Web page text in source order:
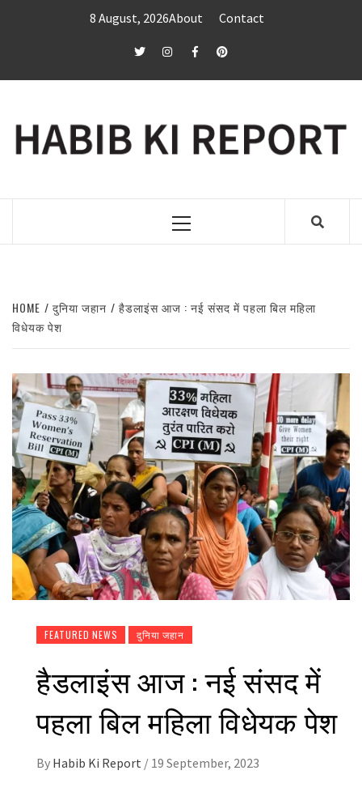
8 August, 2026About Contact
twitterInstagramFacebookPinterest
Primary
HOME दुनिया जहान
हैडलाइंस आज : नई संसद में पहला बिल महिला
विधेयक पेश
FEATURED NEWS दुनिया जहान
हैडलाइंस आज : नई संसद में
पहला बिल महिला विधेयक पेश
By Habib Ki Report / 19 September, 2023